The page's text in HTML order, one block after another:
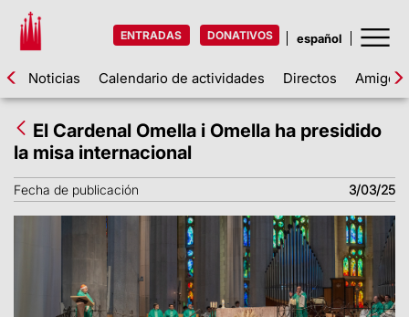
ENTRADAS DONATIVOS
Noticias Calendario de actividades Directos Amigos
El Cardenal Omella i Omella ha presidido
la misa internacional
Fecha de publicación 3/03/25